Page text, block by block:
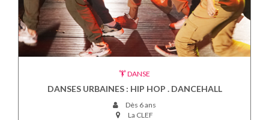
DANSE
DANSES URBAINES : HIP HOP . DANCEHALL
Dès 6 ans
La CLEF